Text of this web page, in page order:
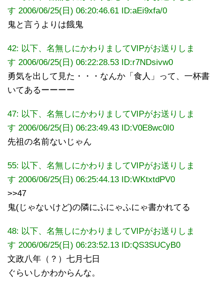
す 2006/06/25(日) 06:20:46.61 ID:aEi9xfa/0
鬼と言うよりは餓鬼
42: 以下、名無しにかわりましてVIPがお送りしま
す 2006/06/25(日) 06:22:28.53 ID:r7NDsivw0
勇気を出して見た・・・なんか「食人」って、一杯書
いてあるーーーー
47: 以下、名無しにかわりましてVIPがお送りしま
す 2006/06/25(日) 06:23:49.43 ID:V0E8wc0I0
先祖の名前ないじゃん
55: 以下、名無しにかわりましてVIPがお送りしま
す 2006/06/25(日) 06:25:44.13 ID:WKtxtdPV0
>>47
鬼(じゃないけど)の隣にふにゃふにゃ書かれてる
48: 以下、名無しにかわりましてVIPがお送りしま
す 2006/06/25(日) 06:23:52.13 ID:QS3SUCyB0
文政八年（？）七月七日
ぐらいしかわからんな。